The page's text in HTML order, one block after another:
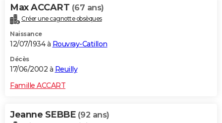
Max ACCART (67 ans)
Créer une cagnotte obsèques
Naissance
12/07/1934 à Rouvray-Catillon
Décès
17/06/2002 à Reuilly
Famille ACCART
Jeanne SEBBE (92 ans)